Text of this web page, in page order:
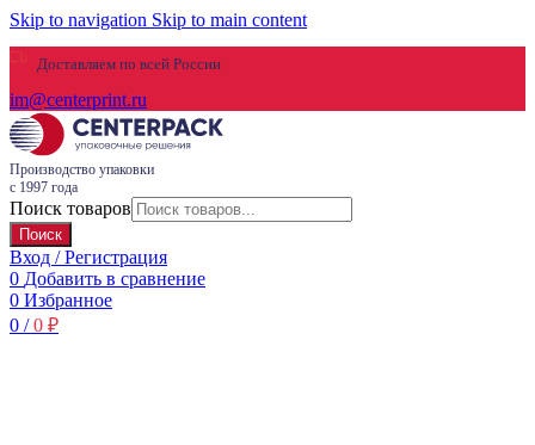
Skip to navigation Skip to main content
Доставляем по всей России
im@centerprint.ru
Производство упаковки
с 1997 года
Поиск товаров
Поиск
Вход / Регистрация
0 Добавить в сравнение
0 Избранное
0 / 0 ₽